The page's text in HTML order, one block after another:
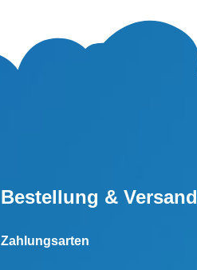
Bestellung & Versand
Zahlungsarten